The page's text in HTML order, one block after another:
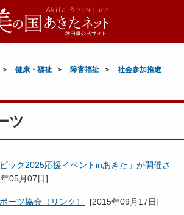
健康・福祉 障害福祉
社会参加推進
ツ
ック2025応援イベントinあきた」が開催さ
05月07日]
ーツ協会（リンク） [2015年09月17日]